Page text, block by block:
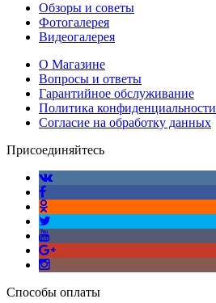
Обзоры и советы
Фотогалерея
Видеогалерея
О Магазине
Вопросы и ответы
Гарантийное обслуживание
Политика конфиденциальности
Согласие на обработку данных
Присоединяйтесь
Способы оплаты